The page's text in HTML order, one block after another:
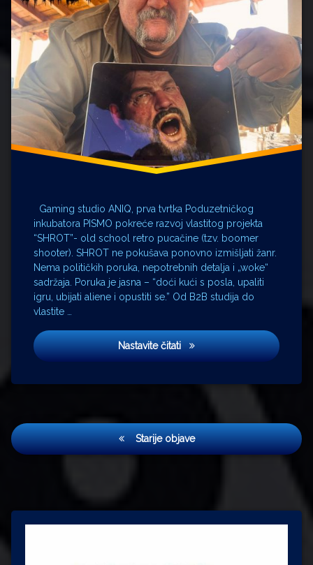
Gaming studio ANIQ, prva tvrtka Poduzetničkog
inkubatora PISMO pokreće razvoj vlastitog projekta
“SHROT”- old school retro pucačine (tzv. boomer
shooter). SHROT ne pokušava ponovno izmišljati žanr.
Nema političkih poruka, nepotrebnih detalja i „woke“
sadržaja. Poruka je jasna – “doći kući s posla, upaliti
igru, ubijati aliene i opustiti se.” Od B2B studija do
vlastite …
Nastavite čitatiDomaći gaming studio
Navigacija
objava
Starije objave